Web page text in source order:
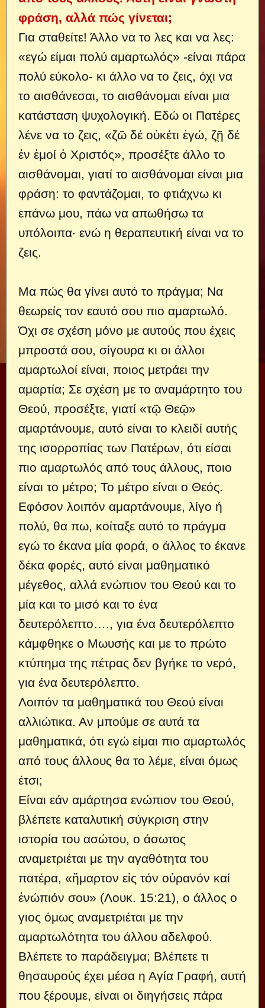
φράση, αλλά πώς γίνεται;
Για σταθείτε! Άλλο να το λες και να λες:
«εγώ είμαι πολύ αμαρτωλός» -είναι πάρα
πολύ εύκολο- κι άλλο να το ζεις, όχι να
το αισθάνεσαι, το αισθάνομαι είναι μια
κατάσταση ψυχολογική. Εδώ οι Πατέρες
λένε να το ζεις, «ζῶ δέ οὐκέτι ἐγώ, ζῇ δέ
ἐν ἐμοί ὁ Χριστός», προσέξτε άλλο το
αισθάνομαι, γιατί το αισθάνομαι είναι μια
φράση: το φαντάζομαι, το φτιάχνω κι
επάνω μου, πάω να απωθήσω τα
υπόλοιπα· ενώ η θεραπευτική είναι να το
ζεις.
Μα πώς θα γίνει αυτό το πράγμα; Να
θεωρείς τον εαυτό σου πιο αμαρτωλό.
Όχι σε σχέση μόνο με αυτούς που έχεις
μπροστά σου, σίγουρα κι οι άλλοι
αμαρτωλοί είναι, ποιος μετράει την
αμαρτία; Σε σχέση με το αναμάρτητο του
Θεού, προσέξτε, γιατί «τῷ Θεῷ»
αμαρτάνουμε, αυτό είναι το κλειδί αυτής
της ισορροπίας των Πατέρων, ότι είσαι
πιο αμαρτωλός από τους άλλους, ποιο
είναι το μέτρο; Το μέτρο είναι ο Θεός.
Εφόσον λοιπόν αμαρτάνουμε, λίγο ή
πολύ, θα πω, κοίταξε αυτό το πράγμα
εγώ το έκανα μία φορά, ο άλλος το έκανε
δέκα φορές, αυτό είναι μαθηματικό
μέγεθος, αλλά ενώπιον του Θεού και το
μία και το μισό και το ένα
δευτερόλεπτο…., για ένα δευτερόλεπτο
κάμφθηκε ο Μωυσής και με το πρώτο
κτύπημα της πέτρας δεν βγήκε το νερό,
για ένα δευτερόλεπτο.
Λοιπόν τα μαθηματικά του Θεού είναι
αλλιώτικα. Αν μπούμε σε αυτά τα
μαθηματικά, ότι εγώ είμαι πιο αμαρτωλός
από τους άλλους θα το λέμε, είναι όμως
έτσι;
Είναι εάν αμάρτησα ενώπιον του Θεού,
βλέπετε καταλυτική σύγκριση στην
ιστορία του ασώτου, ο άσωτος
αναμετριέται με την αγαθότητα του
πατέρα, «ἥμαρτον εἰς τόν οὐρανόν καί
ἐνώπιόν σου» (Λουκ. 15:21), ο άλλος ο
γιος όμως αναμετριέται με την
αμαρτωλότητα του άλλου αδελφού.
Βλέπετε το παράδειγμα; Βλέπετε τι
θησαυρούς έχει μέσα η Αγία Γραφή, αυτή
που ξέρουμε, είναι οι διηγήσεις πάρα